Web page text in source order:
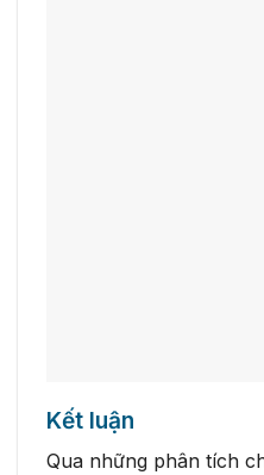
Kết luận
Qua những phân tích